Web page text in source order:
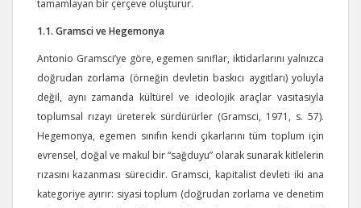
tamamlayan bir çerçeve oluşturur.
1.1. Gramsci ve Hegemonya
Antonio Gramsci’ye göre, egemen sınıflar, iktidarlarını yalnızca
doğrudan zorlama (örneğin devletin baskıcı aygıtları) yoluyla
değil, aynı zamanda kültürel ve ideolojik araçlar vasıtasıyla
toplumsal rızayı üreterek sürdürürler (Gramsci, 1971, s. 57).
Hegemonya, egemen sınıfın kendi çıkarlarını tüm toplum için
evrensel, doğal ve makul bir “sağduyu” olarak sunarak kitlelerin
rızasını kazanması sürecidir. Gramsci, kapitalist devleti iki ana
kategoriye ayırır: siyasi toplum (doğrudan zorlama ve denetim